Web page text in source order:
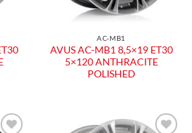
AC-MB1
AVUS AC-MB1 8,5×19 ET30
5×120 ANTHRACITE
POLISHED